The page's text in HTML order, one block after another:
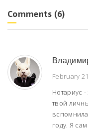
Comments (6)
February
Нотариус
твой
году. Я